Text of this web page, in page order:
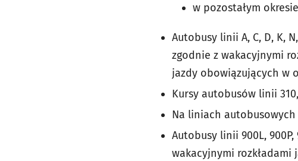
w pozostałym
Autobusy linii A, C, D, K, N,
zgodnie z wakacyjnymi
jazdy obowiązujących w
Kursy autobusów linii
Na liniach autobusowych
Autobusy linii 900L, 900P,
wakacyjnymi rozkładami